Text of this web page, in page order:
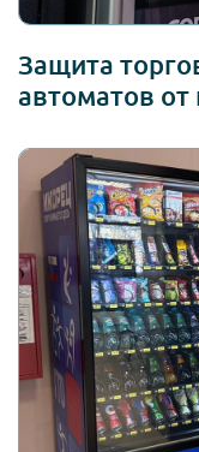
Защита
автоматов от